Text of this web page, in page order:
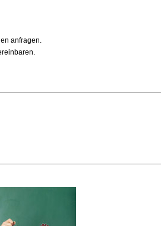
anfragen.